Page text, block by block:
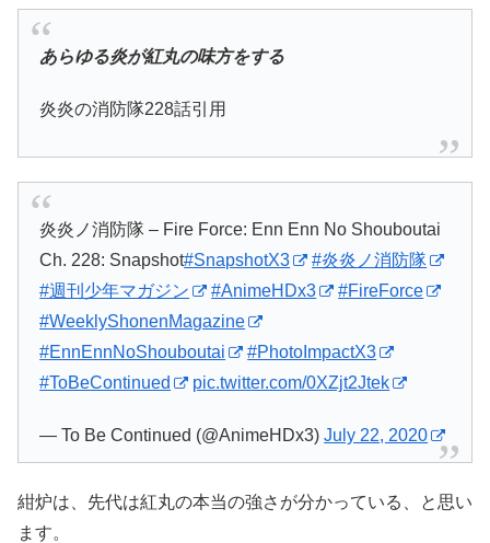
あらゆる炎が紅丸の味方をする
炎炎の消防隊228話引用
炎炎ノ消防隊 – Fire Force: Enn Enn No Shouboutai
Ch. 228: Snapshot#SnapshotX3
#炎炎ノ消防隊
#週刊少年マガジン
#AnimeHDx3
#FireForce
#WeeklyShonenMagazine
#EnnEnnNoShouboutai
#PhotoImpactX3
#ToBeContinued
pic.twitter.com/0XZjt2Jtek
— To Be Continued (@AnimeHDx3)July 22, 2020
紺炉は、先代は紅丸の本当の強さが分かっている、と思い
ます。